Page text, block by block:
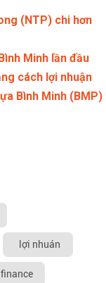
(NTP) chi hơn
Minh lần đầu
cách lợi nhuận
Bình Minh (BMP)
lợi nhuán